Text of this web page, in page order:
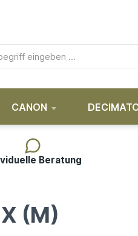
CANON
Beratung
(M)